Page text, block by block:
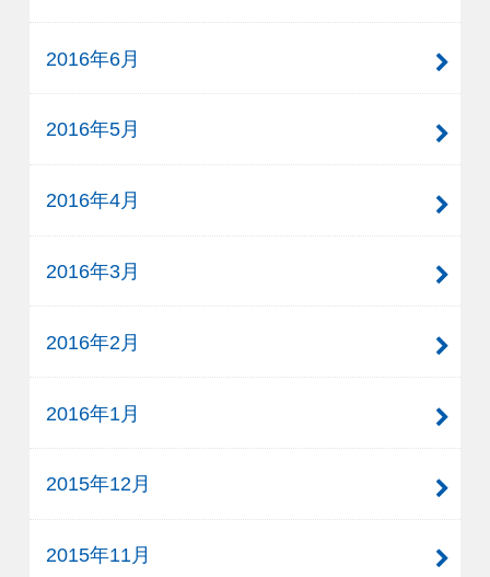
2016年6月
2016年5月
2016年4月
2016年3月
2016年2月
2016年1月
2015年12月
2015年11月